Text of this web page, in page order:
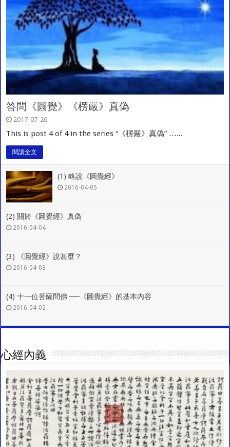
答問《圓覺》《楞嚴》真偽
2017-07-26
This is post 4 of 4 in the series “《楞嚴》真偽” …...
閱讀全文
(1) 略說《圓覺經》
2016-04-05
(2) 關於《圓覺經》真偽
2016-04-04
(3) 《圓覺經》說甚麼？
2016-04-03
(4) 十一位菩薩問佛 ──《圓覺經》的基本內容
2016-04-02
心經內義